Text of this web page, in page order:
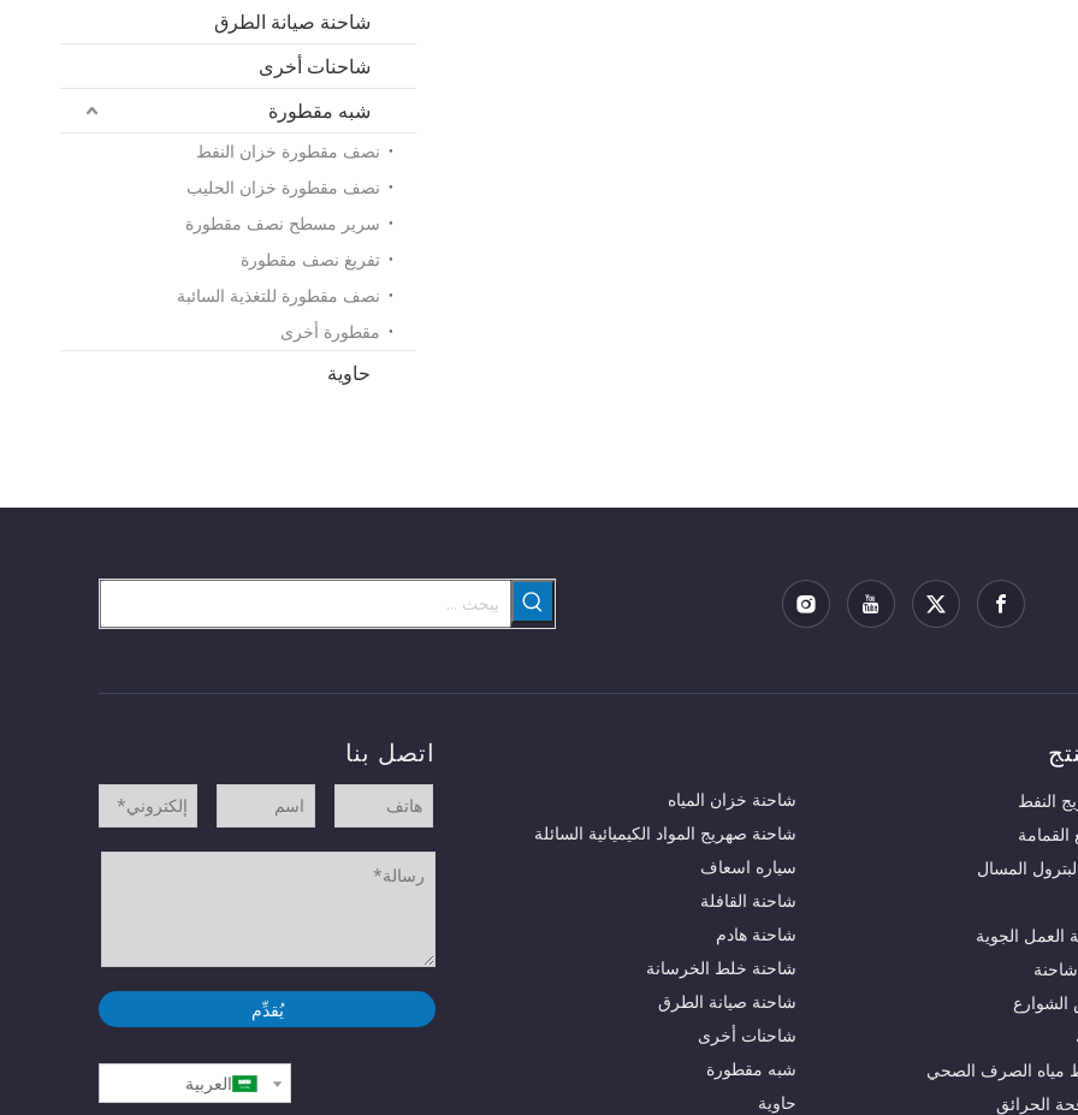
شاحنة صيانة الطرق
شاحنات أخرى
شبه مقطورة
نصف مقطورة خزان النفط
نصف مقطورة خزان الحليب
سرير مسطح نصف مقطورة
تفريغ نصف مقطورة
نصف مقطورة للتغذية السائبة
مقطورة أخرى
حاوية
النفط
المسال
الجوية
مياه الصرف الصحي
الحرائق
شاحنة خزان المياه
شاحنة صهريج المواد الكيميائية السائلة
سياره اسعاف
شاحنة القافلة
شاحنة هادم
شاحنة خلط الخرسانة
شاحنة صيانة الطرق
شاحنات أخرى
شبه مقطورة
حاوية
اتصل بنا
يُقدِّم
العربية